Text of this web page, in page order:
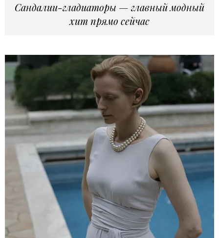
Сандалии-гладиаторы — главный модный
хит прямо сейчас